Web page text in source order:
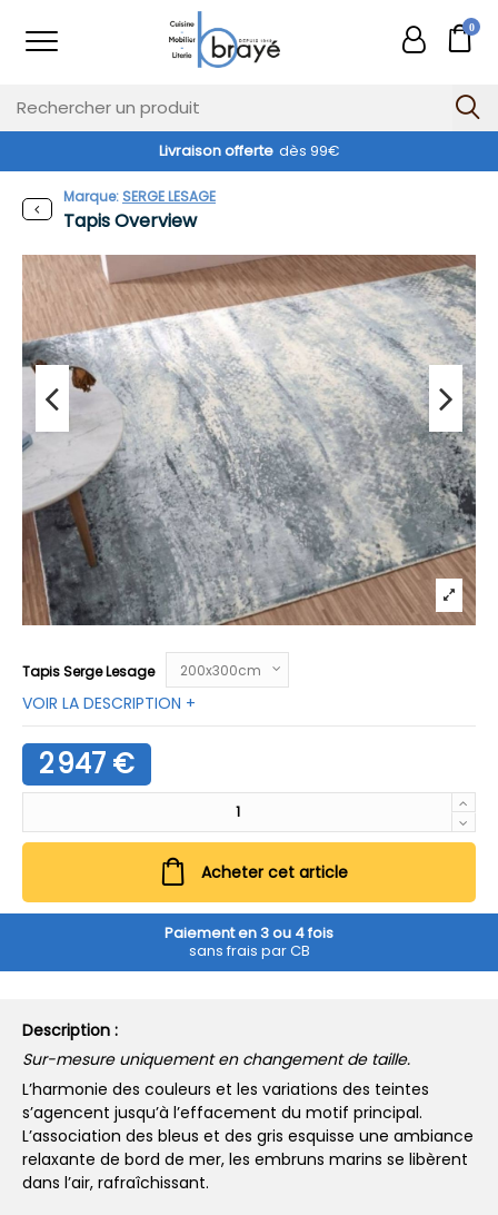
0
Livraison offerte dès 99€
Tapis Overview
Marque: SERGE LESAGE
Tapis Serge Lesage
VOIR LA DESCRIPTION +
2 947 €
Acheter cet article
Paiement en 3 ou 4 fois
sans frais par CB
Description :
Sur-mesure uniquement en changement de taille.
L’harmonie des couleurs et les variations des teintes
s’agencent jusqu’à l’effacement du motif principal.
L’association des bleus et des gris esquisse une ambiance
relaxante de bord de mer, les embruns marins se libèrent
dans l’air, rafraîchissant.